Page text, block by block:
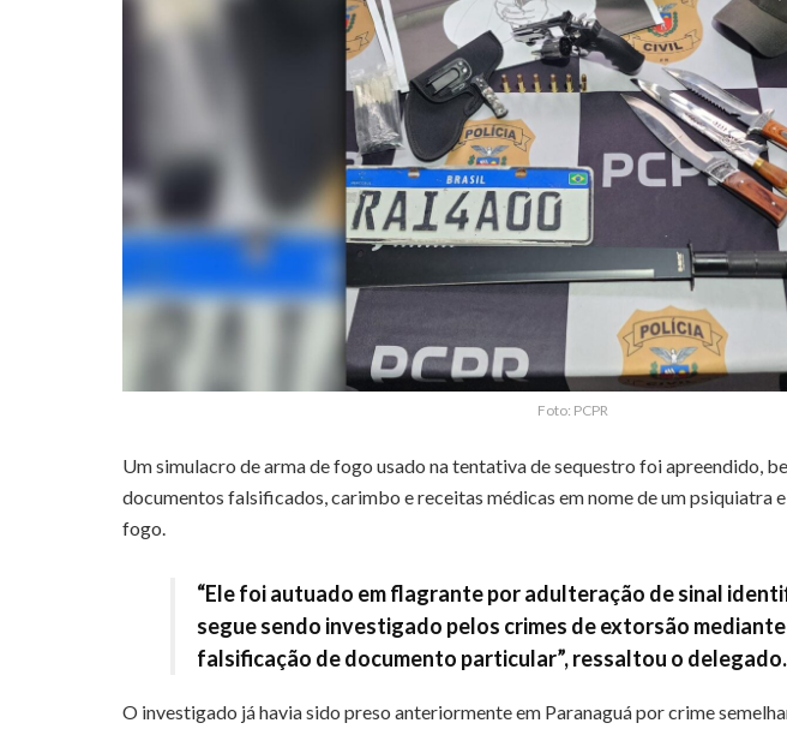
Foto: PCPR
Um simulacro de arma de fogo usado na tentativa de sequestro foi apreendido,
documentos falsificados, carimbo e receitas médicas em nome de um psiquiatra
fogo.
“Ele foi autuado em flagrante por adulteração de sinal
segue sendo investigado pelos crimes de extorsão
falsificação de documento particular”, ressaltou o delegado.
O investigado já havia sido preso anteriormente em Paranaguá por crime